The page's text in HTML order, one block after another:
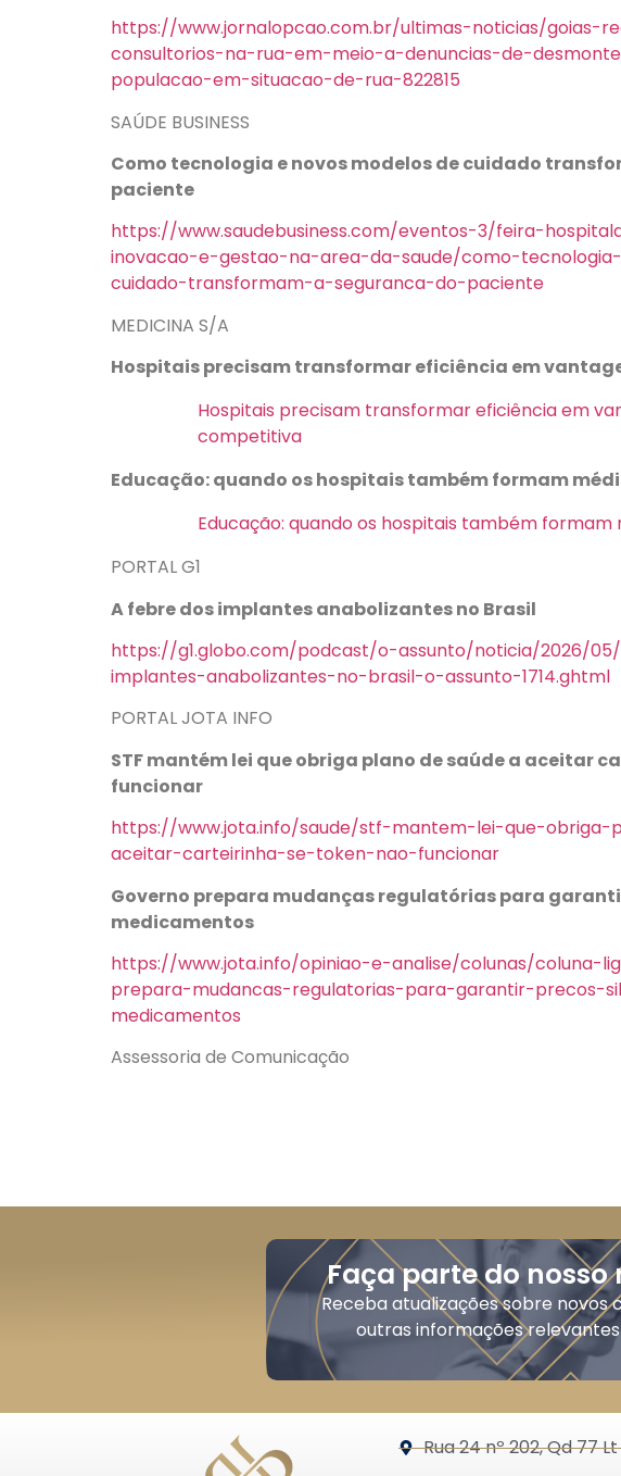
https://www.jornalopcao.com.br/ultimas-noticias/goias-
consultorios-na-rua-em-meio-a-denuncias-de-
populacao-em-situacao-de-rua-822815
SAÚDE BUSINESS
Como tecnologia e novos modelos de cuidado
paciente
https://www.saudebusiness.com/eventos-3/feira-
inovacao-e-gestao-na-area-da-saude/como-
cuidado-transformam-a-seguranca-do-paciente
MEDICINA S/A
Hospitais precisam transformar eficiência em
Hospitais precisam transformar eficiência em
competitiva
Educação: quando os hospitais também formam
Educação: quando os hospitais também formam
PORTAL G1
A febre dos implantes anabolizantes no Brasil
https://g1.globo.com/podcast/o-assunto/noticia/2026/
implantes-anabolizantes-no-brasil-o-assunto-1714.ghtml
PORTAL JOTA INFO
STF mantém lei que obriga plano de saúde a aceitar
funcionar
https://www.jota.info/saude/stf-mantem-lei-que-obriga-
aceitar-carteirinha-se-token-nao-funcionar
Governo prepara mudanças regulatórias para
medicamentos
https://www.jota.info/opiniao-e-analise/colunas/coluna-
prepara-mudancas-regulatorias-para-garantir-precos-
medicamentos
Assessoria de Comunicação
Faça parte do nosso
Receba atualizações sobre novos
outras informações
Rua 24 nº 202, Qd 77